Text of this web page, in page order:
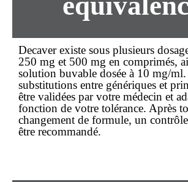
Decaver existe sous plusieurs
250 mg et 500 mg en comprimés,
solution buvable dosée à 10 mg/
substitutions entre génériques et
être validées par votre médecin et
fonction de votre tolérance. Après
changement de formule, un
être recommandé.